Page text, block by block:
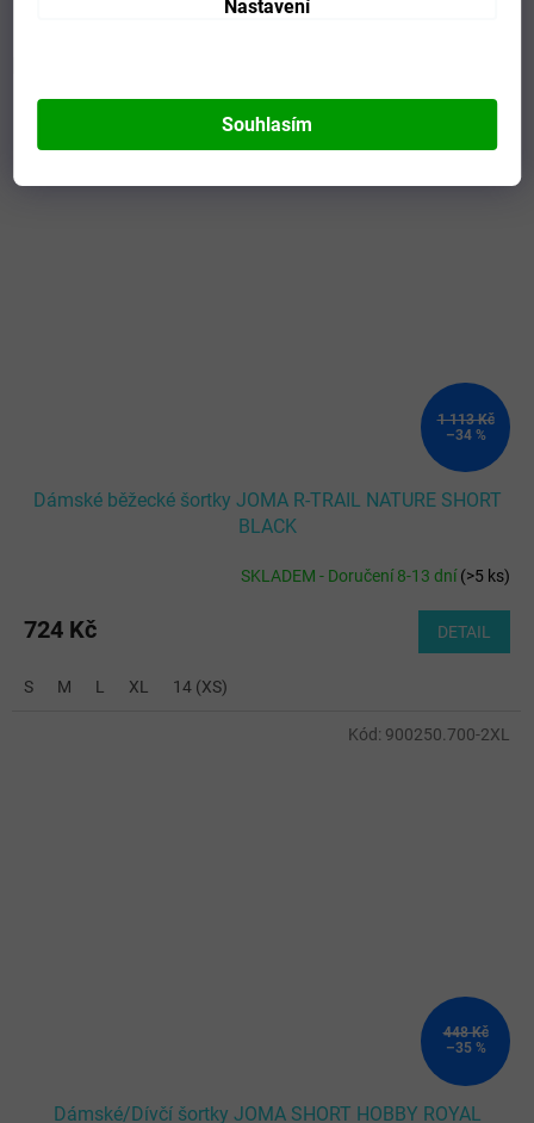
Nastavení
Souhlasím
1 113 Kč
–34 %
Dámské běžecké šortky JOMA R-TRAIL NATURE SHORT
BLACK
SKLADEM - Doručení 8-13 dní(>5 ks)
724 Kč DETAIL
S M L XL 14 (XS)
448 Kč
–35 %
Dámské/Dívčí šortky JOMA SHORT HOBBY ROYAL
Kód: 900250.700-2XL